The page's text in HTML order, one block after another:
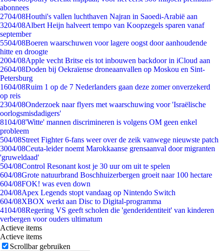
abonnees
2704/08Houthi's vallen luchthaven Najran in Saoedi-Arabië aan
3204/08Albert Heijn halveert tempo van Koopzegels sparen vanaf
september
5504/08Boeren waarschuwen voor lagere oogst door aanhoudende
hitte en droogte
2004/08Apple vecht Britse eis tot inbouwen backdoor in iCloud aan
2604/08Doden bij Oekraïense droneaanvallen op Moskou en Sint-
Petersburg
1604/08Ruim 1 op de 7 Nederlanders gaan deze zomer onverzekerd
op reis
2304/08Onderzoek naar flyers met waarschuwing voor 'Israëlische
oorlogsmisdadigers'
8104/08'Witte' mannen discrimineren is volgens OM geen enkel
probleem
504/08Street Fighter 6-fans weer over de zeik vanwege nieuwste patch
3004/08Ceuta-leider noemt Marokkaanse grensaanval door migranten
'gruweldaad'
504/08Control Resonant kost je 30 uur om uit te spelen
604/08Grote natuurbrand Boschhuizerbergen groeit naar 100 hectare
604/08FOK! was even down
204/08Apex Legends stopt vandaag op Nintendo Switch
604/08XBOX werkt aan Disc to Digital-programma
4104/08Regering VS geeft scholen die 'genderidentiteit' van kinderen
verbergen voor ouders ultimatum
Actieve items
Actieve items
Scrollbar gebruiken